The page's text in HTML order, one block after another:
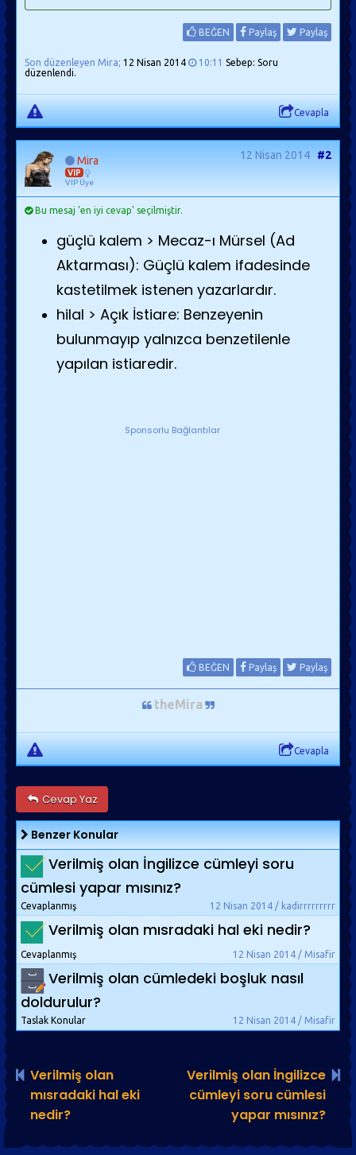
BEĞEN Paylaş Paylaş
Son düzenleyen Mira; 12 Nisan 2014 10:11 Sebep: Soru
düzenlendi.
Cevapla
Mira
VIP
VIP Üye
12 Nisan 2014 #2
Bu mesaj 'en iyi cevap' seçilmiştir.
güçlü kalem > Mecaz-ı Mürsel (Ad
Aktarması): Güçlü kalem ifadesinde
kastetilmek istenen yazarlardır.
hilal > Açık İstiare: Benzeyenin
bulunmayıp yalnızca benzetilenle
yapılan istiaredir.
Sponsorlu Bağlantılar
BEĞEN Paylaş Paylaş
theMira
Cevapla
Cevap Yaz
Benzer Konular
Verilmiş olan İngilizce cümleyi soru
cümlesi yapar mısınız?
12 Nisan 2014 / kadirrrrrrrrr
Cevaplanmış
Verilmiş olan mısradaki hal eki nedir?
12 Nisan 2014 / Misafir
Cevaplanmış
Verilmiş olan cümledeki boşluk nasıl
doldurulur?
12 Nisan 2014 / Misafir
Taslak Konular
Verilmiş olan
mısradaki hal eki
nedir?
Verilmiş olan İngilizce
cümleyi soru cümlesi
yapar mısınız?